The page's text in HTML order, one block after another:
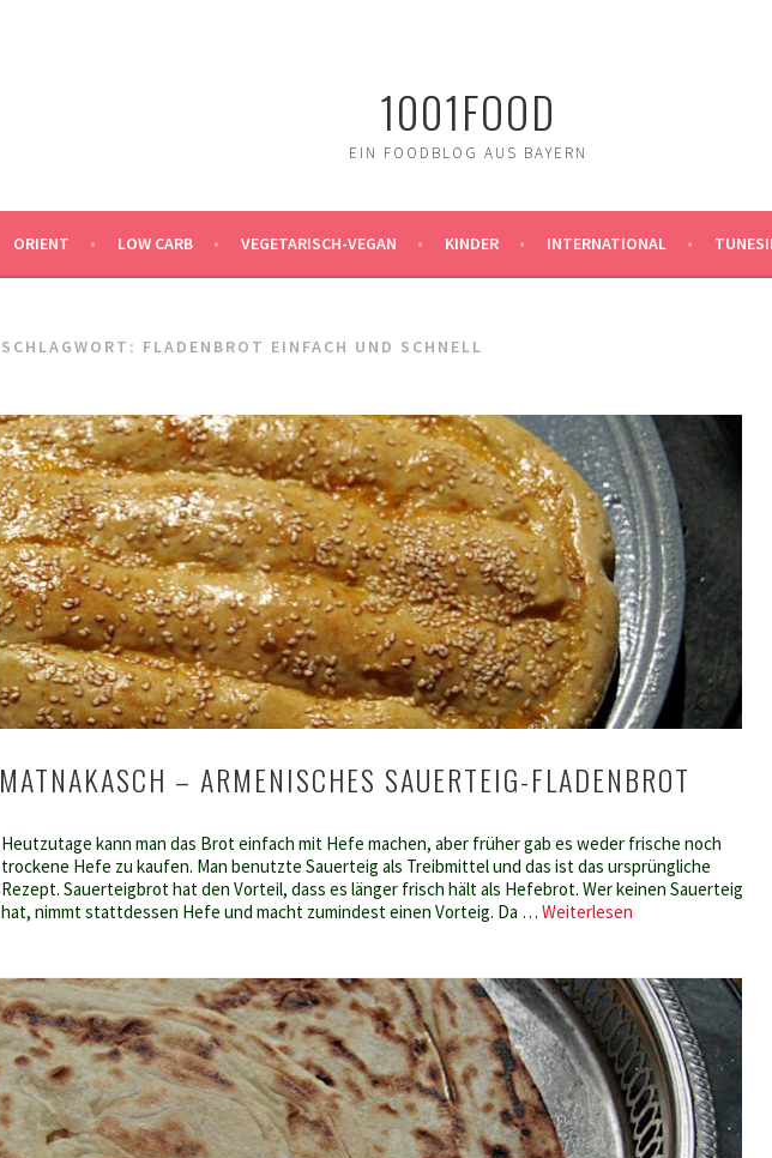
1001FOOD
EIN FOODBLOG AUS BAYERN
ORIENT LOW CARB VEGETARISCH-VEGAN KINDER INTERNATIONAL
SCHLAGWORT: FLADENBROT EINFACH UND SCHNELL
MATNAKASCH – ARMENISCHES SAUERTEIG-FLADENBROT
Heutzutage kann man das Brot einfach mit Hefe machen, aber früher gab es weder frische noch
trockene Hefe zu kaufen. Man benutzte Sauerteig als Treibmittel und das ist das ursprüngliche
Rezept. Sauerteigbrot hat den Vorteil, dass es länger frisch hält als Hefebrot. Wer keinen Sauerteig
hat, nimmt stattdessen Hefe und macht zumindest einen Vorteig. Da … Weiterlesen
Sauerteig-
Fladenbrot